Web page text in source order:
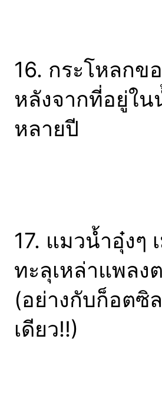
16. กระโหลกข
หลังจากที่อยู่ใ
หลายปี
17. แมวน้ำอุ๋งๆ
ทะลุเหล่าแพลง
(อย่างกับก็อตซิ
เดียว!!)